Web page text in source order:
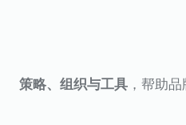
策略、组织与工具，帮助